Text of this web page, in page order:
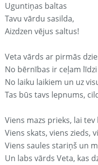
Uguntiņas baltas
Tavu vārdu sasilda,
Aizdzen vējus saltus!
Veta vārds ar pirmās
No bērnības ir ceļam
No laiku laikiem un uz
Tas būs tavs lepnums,
Viens mazs prieks, lai
Viens skats, viens zieds,
Viens saules stariņš un
Un labs vārds Veta, kas